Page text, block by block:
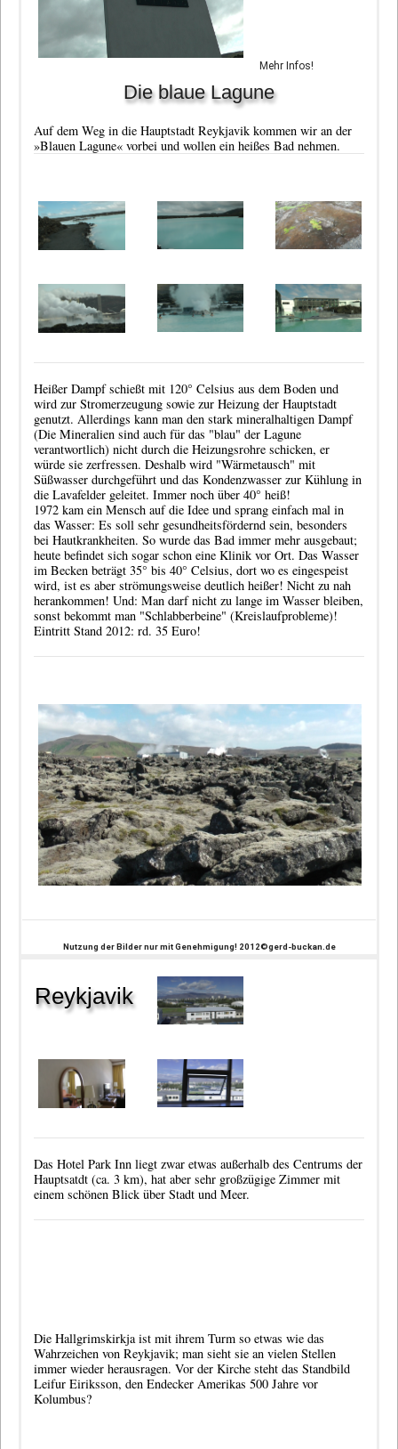
Nutzung der Bilder nur mit Genehmigung! 2012©gerd-buckan.de
Mehr Infos!
Die blaue Lagune
Auf dem Weg in die Hauptstadt Reykjavik kommen wir an der
»Blauen Lagune« vorbei und wollen ein heißes Bad nehmen.
Heißer Dampf schießt mit 120° Celsius aus dem Boden und
wird zur Stromerzeugung sowie zur Heizung der Hauptstadt
genutzt. Allerdings kann man den stark mineralhaltigen Dampf
(Die Mineralien sind auch für das "blau" der Lagune
verantwortlich) nicht durch die Heizungsrohre schicken, er
würde sie zerfressen. Deshalb wird "Wärmetausch" mit
Süßwasser durchgeführt und das Kondenzwasser zur Kühlung in
die Lavafelder geleitet. Immer noch über 40° heiß!
1972 kam ein Mensch auf die Idee und sprang einfach mal in
das Wasser: Es soll sehr gesundheitsfördernd sein, besonders
bei Hautkrankheiten. So wurde das Bad immer mehr ausgebaut;
heute befindet sich sogar schon eine Klinik vor Ort. Das Wasser
im Becken beträgt 35° bis 40° Celsius, dort wo es eingespeist
wird, ist es aber strömungsweise deutlich heißer! Nicht zu nah
herankommen! Und: Man darf nicht zu lange im Wasser bleiben,
sonst bekommt man "Schlabberbeine" (Kreislaufprobleme)!
Eintritt Stand 2012: rd. 35 Euro!
Reykjavik
Das Hotel Park Inn liegt zwar etwas außerhalb des Centrums der
Hauptsatdt (ca. 3 km), hat aber sehr großzügige Zimmer mit
einem schönen Blick über Stadt und Meer.
DieHallgrimskirkja ist mit ihrem Turm so etwas wie das
Wahrzeichen von Reykjavik; man sieht sie an vielen Stellen
immer wieder herausragen. Vor der Kirche steht das Standbild
Leifur Eiriksson, den Endecker Amerikas 500 Jahre vor
Kolumbus?